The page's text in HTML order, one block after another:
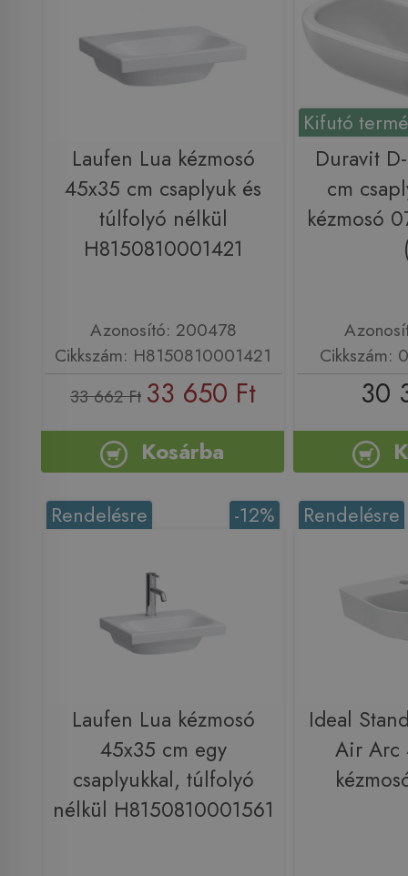
Laufen Lua kézmosó
45x35 cm csaplyuk és
túlfolyó nélkül
H8150810001421
Azonosító: 200478
Cikkszám: H8150810001421
33 662 Ft 33 650 Ft
Kosárba
Kifutó
Duravit
cm
kézmosó
Cikkszám:
30
-12%
Rendelésre
Laufen Lua kézmosó
45x35 cm egy
csaplyukkal, túlfolyó
nélkül H8150810001561
Rendelésre
Ideal
Air Arc